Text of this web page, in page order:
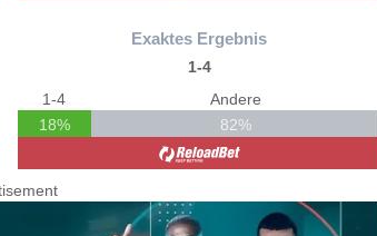
Exaktes Ergebnis
1-4
1-4
18%
Andere
82%